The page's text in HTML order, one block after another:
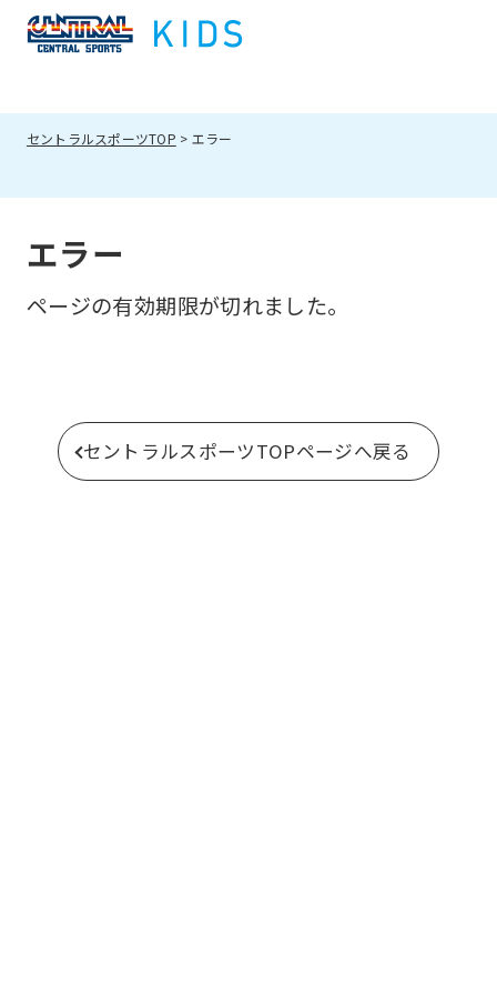
セントラルスポーツTOP エラー
エラー
ページの有効期限が切れました。
セントラルスポーツTOPページへ戻る